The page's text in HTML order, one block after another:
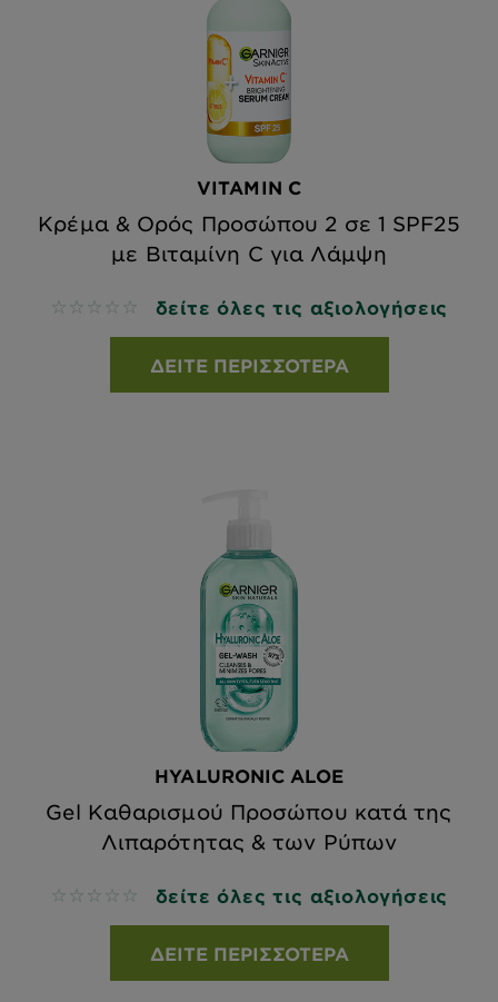
VITAMIN C
Κρέμα & Ορός Προσώπου 2 σε 1 SPF25
με Βιταμίνη C για Λάμψη
No reviews δείτε όλες τις αξιολογήσεις
ΔΕΊΤΕ ΠΕΡΙΣΣΌΤΕΡΑ
HYALURONIC ALOE
Gel Καθαρισμού Προσώπου κατά της
Λιπαρότητας & των Ρύπων
No reviews δείτε όλες τις αξιολογήσεις
ΔΕΊΤΕ ΠΕΡΙΣΣΌΤΕΡΑ